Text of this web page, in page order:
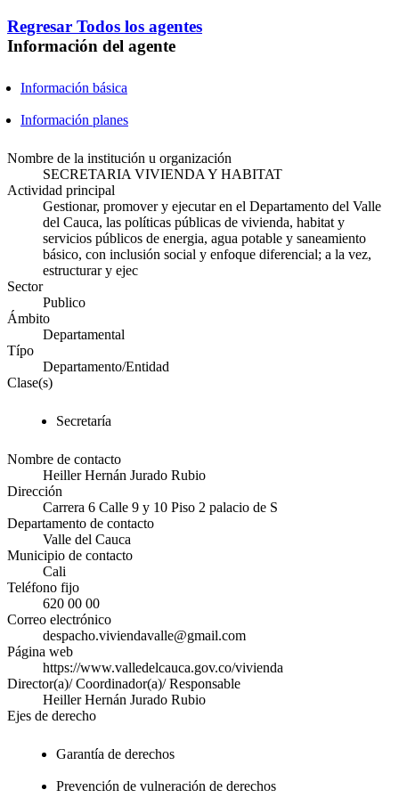
Regresar Todos los agentes
Información del agente
Información básica
Información planes
Nombre de la institución u organización
SECRETARIA VIVIENDA Y HABITAT
Actividad principal
Gestionar, promover y ejecutar en el Departamento del Valle
del Cauca, las políticas públicas de vivienda, habitat y
servicios públicos de energia, agua potable y saneamiento
básico, con inclusión social y enfoque diferencial; a la vez,
estructurar y ejec
Sector
Publico
Ámbito
Departamental
Típo
Departamento/Entidad
Clase(s)
Secretaría
Nombre de contacto
Heiller Hernán Jurado Rubio
Dirección
Carrera 6 Calle 9 y 10 Piso 2 palacio de S
Departamento de contacto
Valle del Cauca
Municipio de contacto
Cali
Teléfono fijo
620 00 00
Correo electrónico
despacho.viviendavalle@gmail.com
Página web
https://www.valledelcauca.gov.co/vivienda
Director(a)/ Coordinador(a)/ Responsable
Heiller Hernán Jurado Rubio
Ejes de derecho
Garantía de derechos
Prevención de vulneración de derechos